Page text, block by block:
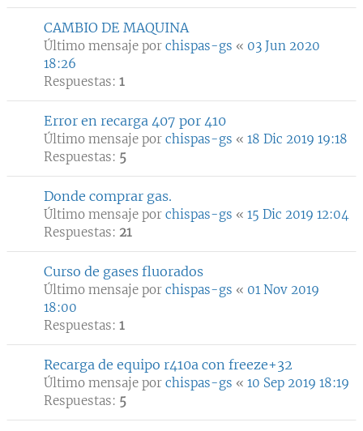
CAMBIO DE MAQUINA
Último mensaje por chispas-gs « 03 Jun 2020
18:26
Respuestas: 1
Error en recarga 407 por 410
Último mensaje por chispas-gs « 18 Dic 2019 19:18
Respuestas: 5
Donde comprar gas.
Último mensaje por chispas-gs « 15 Dic 2019 12:04
Respuestas: 21
Curso de gases fluorados
Último mensaje por chispas-gs « 01 Nov 2019
18:00
Respuestas: 1
Recarga de equipo r410a con freeze+32
Último mensaje por chispas-gs « 10 Sep 2019 18:19
Respuestas: 5